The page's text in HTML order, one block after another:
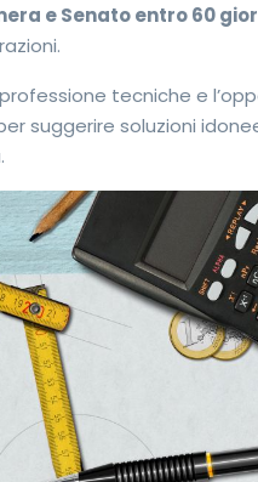
e Senato entro 60
tecniche e
suggerire soluzioni